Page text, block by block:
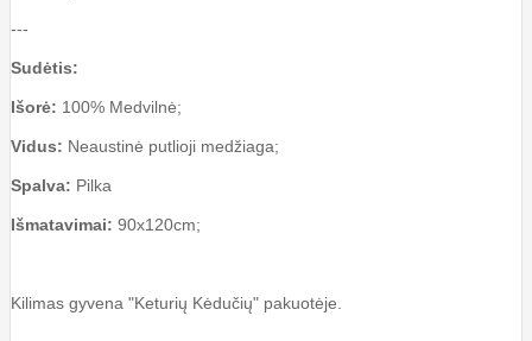
---
Sudėtis:
Išorė: 100% Medvilnė;
Vidus: Neaustinė putlioji medžiaga;
Spalva: Pilka
Išmatavimai: 90x120cm;
Kilimas gyvena "Keturių Kėdučių" pakuotėje.